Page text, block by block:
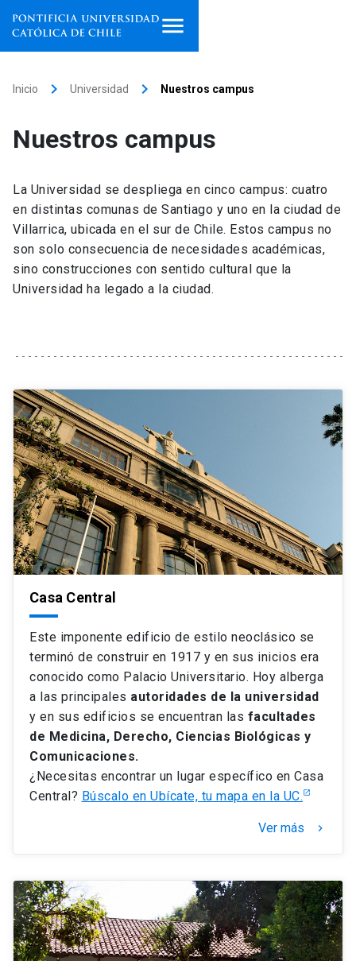
Facultades, escuelas e
Investigación
Internacionalización launch
Extensión
Información para
Futuros estudiantes
Estudiantes
Académicos
Personal
Alumni
Padres y familia
Vecinos launch
Go to english site launch
ACCESOS DIRECTOS
Admisión launch
Mi Cuenta UC launch
Medios Biblioteca launch
Donaciones launch
Inicio keyboard_arrow_right Universidad keyboard_arrow_right Nuestros campus
Nuestros campus
La Universidad se despliega en cinco campus: cuatro
en distintas comunas de Santiago y uno en la ciudad de
Villarrica, ubicada en el sur de Chile. Estos campus no
son solo consecuencia de necesidades académicas,
sino construcciones con sentido cultural que la
Universidad ha legado a la ciudad.
Casa Central
Este imponente edificio de estilo neoclásico se
terminó de construir en 1917 y en sus inicios era
conocido como Palacio Universitario. Hoy alberga
a las principales autoridades de la universidad
y en sus edificios se encuentran las facultades
de Medicina, Derecho, Ciencias Biológicas y
Comunicaciones.
¿Necesitas encontrar un lugar específico en Casa
Central? Búscalo en Ubícate, tu mapa en la UC.
Ver más keyboard_arrow_right